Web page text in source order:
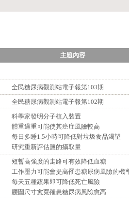
主題內
全民糖尿病觀測站電子報第103期
全民糖尿病觀測站電子報第102期
科學家發明分子植入裝置
體重過重可能使其癌症風險較高
每日多睡1.5小時可降低對垃圾食品渴望
研究重新評估鹽的攝取量
短暫高強度的走路可有效降低血糖
工作壓力可能會提高罹患糖尿病風險的機
每天五種蔬果即可降低死亡風險
腰圍尺寸愈寬罹患糖尿病風險愈高